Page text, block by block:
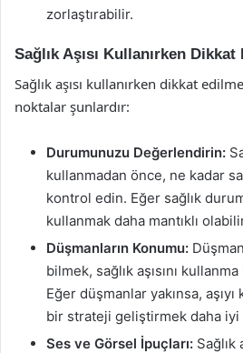
zorlaştırabilir.
Sağlık Aşısı Kullanırken
Sağlık aşısı kullanırken dikkat
noktalar şunlardır:
Durumunuzu Değerlendirin:
kullanmadan önce, ne kadar
kontrol edin. Eğer sağlık
kullanmak daha mantıklı
Düşmanların Konumu:
bilmek, sağlık aşısını
Eğer düşmanlar yakınsa,
bir strateji geliştirmek daha iyi
Ses ve Görsel İpuçları: Sağlık